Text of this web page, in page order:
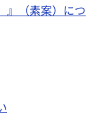
』（素案）につ